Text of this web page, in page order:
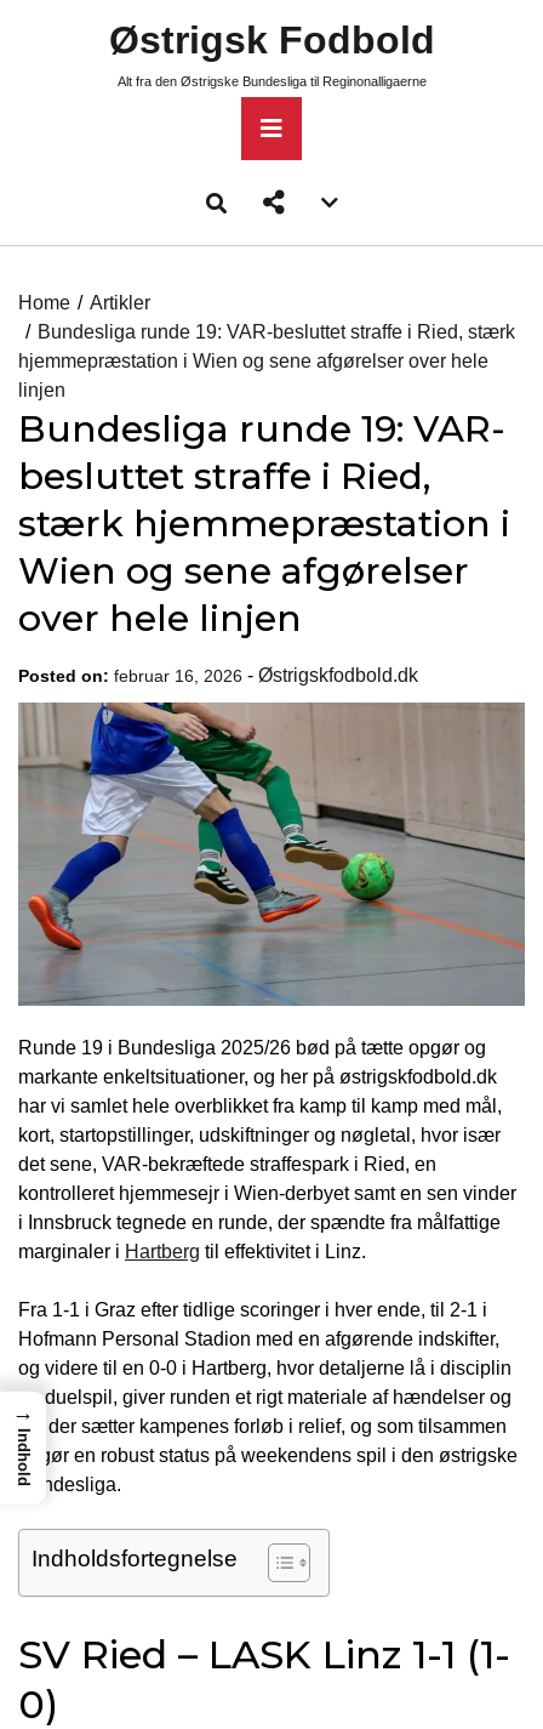
Østrigsk Fodbold
Alt fra den Østrigske Bundesliga til Reginonalligaerne
Primary
Menu
menu
Home
Artikler
Bundesliga runde 19: VAR-besluttet straffe i Ried, stærk
hjemmepræstation i Wien og sene afgørelser over hele
linjen
Bundesliga runde 19: VAR-
besluttet straffe i Ried,
stærk hjemmepræstation i
Wien og sene afgørelser
over hele linjen
Posted on: februar 16, 2026 - Østrigskfodbold.dk
Runde 19 i Bundesliga 2025/26 bød på tætte opgør og
markante enkeltsituationer, og her på østrigskfodbold.dk
har vi samlet hele overblikket fra kamp til kamp med mål,
kort, startopstillinger, udskiftninger og nøgletal, hvor især
det sene, VAR-bekræftede straffespark i Ried, en
kontrolleret hjemmesejr i Wien-derbyet samt en sen vinder
i Innsbruck tegnede en runde, der spændte fra målfattige
marginaler i Hartberg til effektivitet i Linz.
Fra 1-1 i Graz efter tidlige scoringer i hver ende, til 2-1 i
Hofmann Personal Stadion med en afgørende indskifter,
og videre til en 0-0 i Hartberg, hvor detaljerne lå i disciplin
og duelspil, giver runden et rigt materiale af hændelser og
tal, der sætter kampenes forløb i relief, og som tilsammen
udgør en robust status på weekendens spil i den østrigske
Bundesliga.
Indholdsfortegnelse
SV Ried – LASK Linz 1-1 (1-
0)
→
Indhold